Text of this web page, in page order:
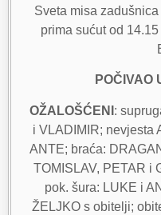
Sveta misa
prima sućut od
POČIVAO
OŽALOŠĆENI :
i VLADIMIR; nevjesta
ANTE; braća:
TOMISLAV, PETAR i
pok. šura: LUKE i
ŽELJKO s obitelji;